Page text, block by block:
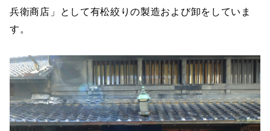
兵衛商店」として有松絞りの製造および卸をしていま
す。